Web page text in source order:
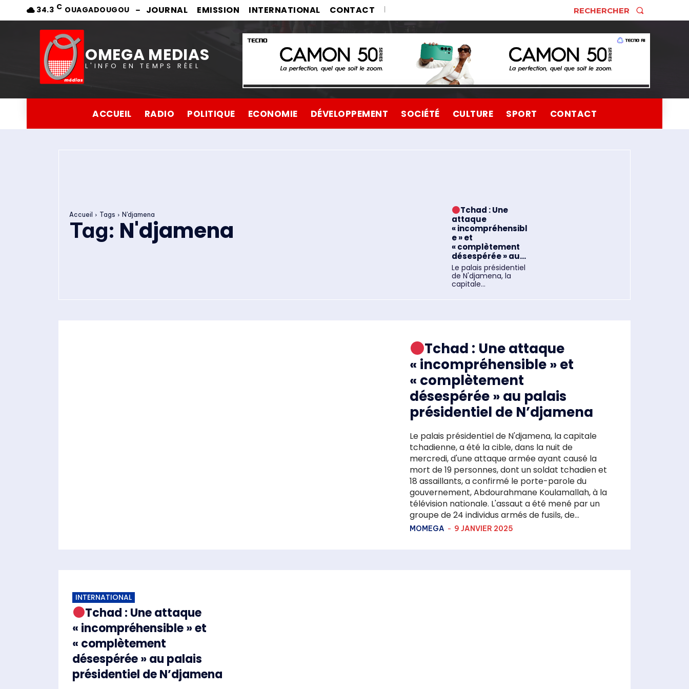
34.3 C OUAGADOUGOU JOURNAL EMISSION INTERNATIONAL CONTACT RECHERCHER
OMEGA MEDIAS
L'INFO EN TEMPS RÉEL
ACCUEIL RADIO POLITIQUE ECONOMIE DÉVELOPPEMENT SOCIÉTÉ CULTURE SPORT CONTACT
Accueil Tags N'djamena
Tag: N'djamena
Tchad : Une
attaque
« incompréhensibl
e » et
« complètement
désespérée » au...
Le palais présidentiel
de N'djamena, la
capitale...
Tchad : Une attaque
« incompréhensible » et
« complètement
désespérée » au palais
présidentiel de N’djamena
Le palais présidentiel de N'djamena, la capitale
tchadienne, a été la cible, dans la nuit de
mercredi, d'une attaque armée ayant causé la
mort de 19 personnes, dont un soldat tchadien et
18 assaillants, a confirmé le porte-parole du
gouvernement, Abdourahmane Koulamallah, à la
télévision nationale. L'assaut a été mené par un
groupe de 24 individus armés de fusils, de...
MOMEGA - 9 JANVIER 2025
INTERNATIONAL
Tchad : Une attaque
« incompréhensible » et
« complètement
désespérée » au palais
présidentiel de N’djamena